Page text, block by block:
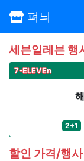
펴늬
세븐일레븐 행
7-ELEVEn
2+1
할인 가격/행